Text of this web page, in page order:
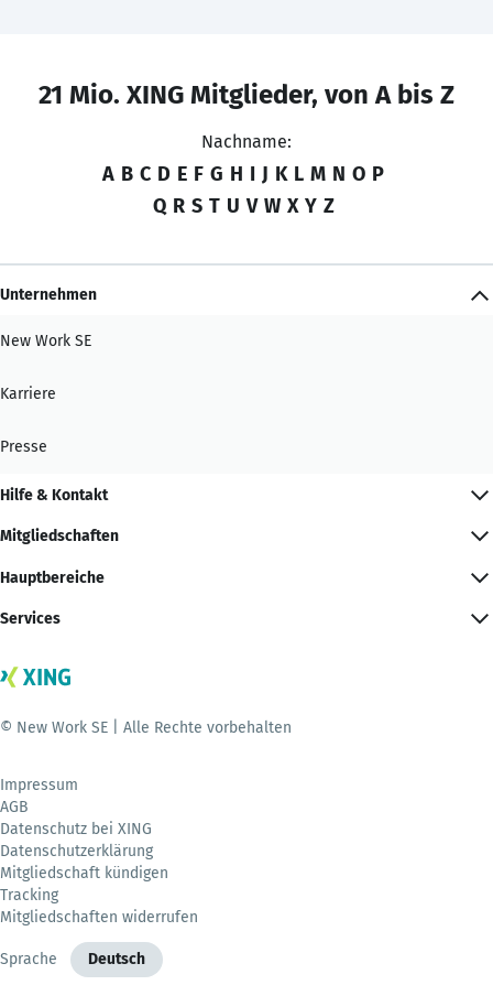
21 Mio. XING Mitglieder, von A bis Z
Nachname:
A B C D E F G H I J K L M N O P
Q R S T U V W X Y Z
Unternehmen
New Work SE
Karriere
Presse
Hilfe & Kontakt
Mitgliedschaften
Hauptbereiche
Services
© New Work SE | Alle Rechte vorbehalten
Impressum
AGB
Datenschutz bei XING
Datenschutzerklärung
Mitgliedschaft kündigen
Tracking
Mitgliedschaften widerrufen
Sprache Deutsch